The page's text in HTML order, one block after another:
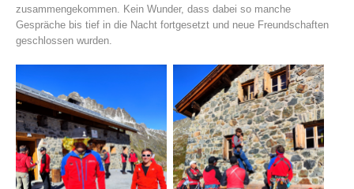
La storia
zusammengekommen. Kein Wunder, dass dabei so manche
Gespräche bis tief in die Nacht fortgesetzt und neue Freundschaften
geschlossen wurden.